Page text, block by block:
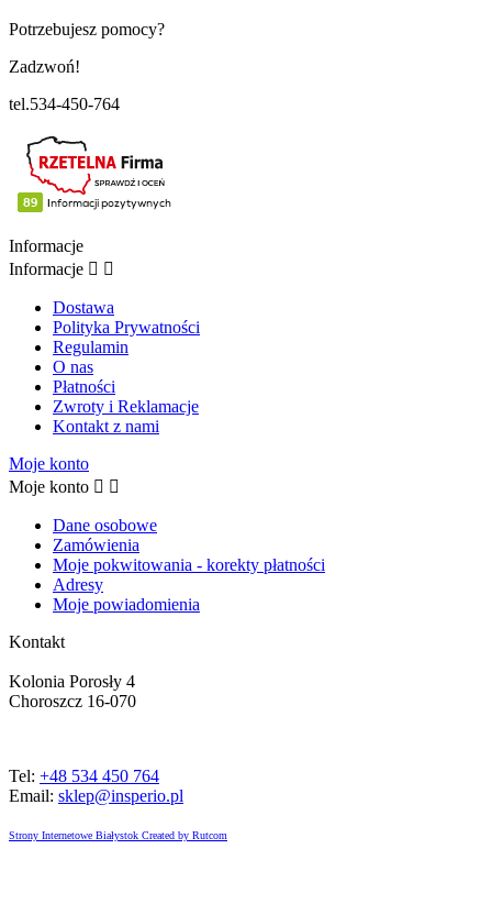
Potrzebujesz pomocy?
Zadzwoń!
tel.534-450-764
Informacje
Informacje  
Dostawa
Polityka Prywatności
Regulamin
O nas
Płatności
Zwroty i Reklamacje
Kontakt z nami
Moje konto
Moje konto  
Dane osobowe
Zamówienia
Moje pokwitowania - korekty płatności
Adresy
Moje powiadomienia
Kontakt
Kolonia Porosły 4
Choroszcz 16-070
Tel: +48 534 450 764
Email: sklep@insperio.pl
Strony Internetowe Białystok Created by Rutcom